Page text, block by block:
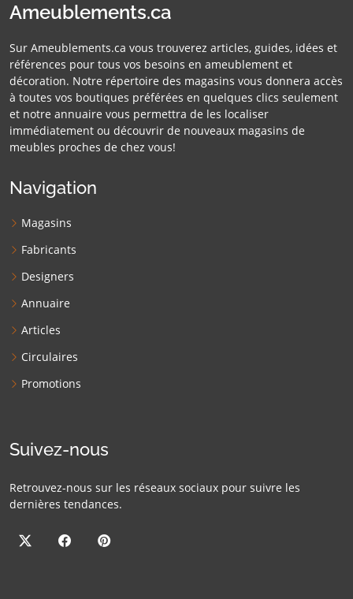
Ameublements.ca
Sur Ameublements.ca vous trouverez articles, guides, idées et
références pour tous vos besoins en ameublement et
décoration. Notre répertoire des magasins vous donnera accès
à toutes vos boutiques préférées en quelques clics seulement
et notre annuaire vous permettra de les localiser
immédiatement ou découvrir de nouveaux magasins de
meubles proches de chez vous!
Navigation
Magasins
Fabricants
Designers
Annuaire
Articles
Circulaires
Promotions
Suivez-nous
Retrouvez-nous sur les réseaux sociaux pour suivre les
dernières tendances.